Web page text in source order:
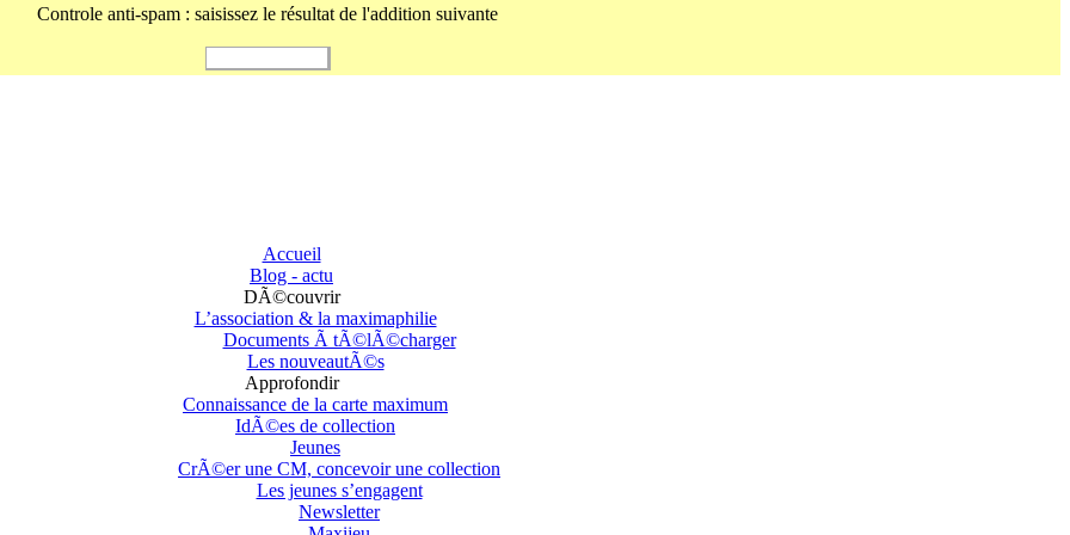
Controle anti-spam : saisissez le résultat de l'addition suivante
Accueil
Blog - actu
DÃ©couvrir
L’association & la maximaphilie
Documents Ã tÃ©lÃ©charger
Les nouveautÃ©s
Approfondir
Connaissance de la carte maximum
IdÃ©es de collection
Jeunes
CrÃ©er une CM, concevoir une collection
Les jeunes s’engagent
Newsletter